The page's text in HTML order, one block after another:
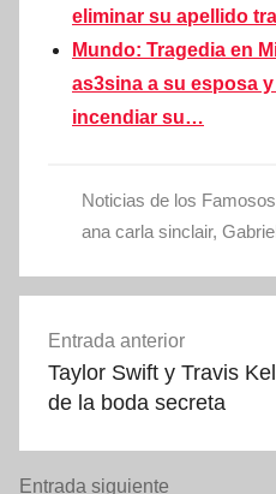
eliminar su apellido
Mundo: Tragedia en
as3sina a su esposa
incendiar su…
Noticias de los Famosos
ana carla sinclair,
de
entradas
Entrada anterior
Taylor Swift y Travis
de la boda secreta
Entrada siguiente